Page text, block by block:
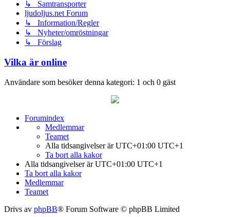
↳ Samtransporter
ljudoljus.net Forum
↳ Information/Regler
↳ Nyheter/omröstningar
↳ Förslag
Vilka är online
Användare som besöker denna kategori: 1 och 0 gäst
Forumindex
Medlemmar
Teamet
Alla tidsangivelser är UTC+01:00 UTC+1
Ta bort alla kakor
Alla tidsangivelser är UTC+01:00 UTC+1
Ta bort alla kakor
Medlemmar
Teamet
Drivs av phpBB® Forum Software © phpBB Limited